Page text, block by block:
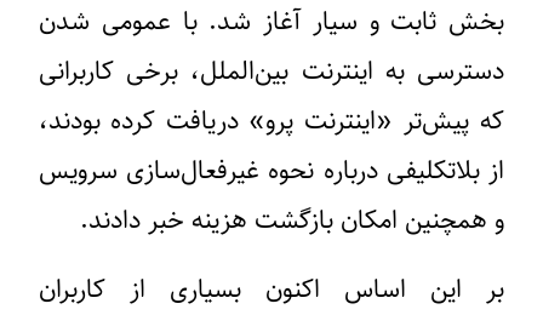
بخش ثابت و سیار آغاز شد. با عمومی شدن
دسترسی به اینترنت بین‌الملل، برخی کاربرانی
که پیش‌تر «اینترنت پرو» دریافت کرده بودند،
از بلاتکلیفی درباره نحوه غیرفعال‌سازی سرویس
و همچنین امکان بازگشت هزینه خبر دادند.
بر این اساس اکنون بسیاری از کاربران